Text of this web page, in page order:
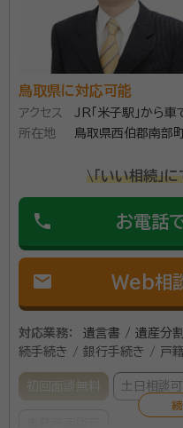
鳥取県に対応可能
アクセス
JR「米子駅」から
所在地
鳥取県西伯郡南部町
\「いい相続」
phone お電話
mail Web相
対応業務：
遺言書 / 遺産分
続手続き / 銀行手続き / 戸
初回面談無料 土日相談可